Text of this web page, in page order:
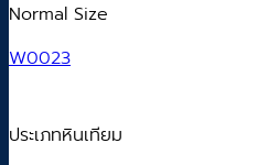
Normal Size
W0023
ประเภทหินเทียม